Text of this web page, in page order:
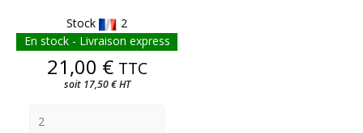
Stock
2
En stock - Livraison express
Prix
21,00 € TTC
soit 17,50 € HT